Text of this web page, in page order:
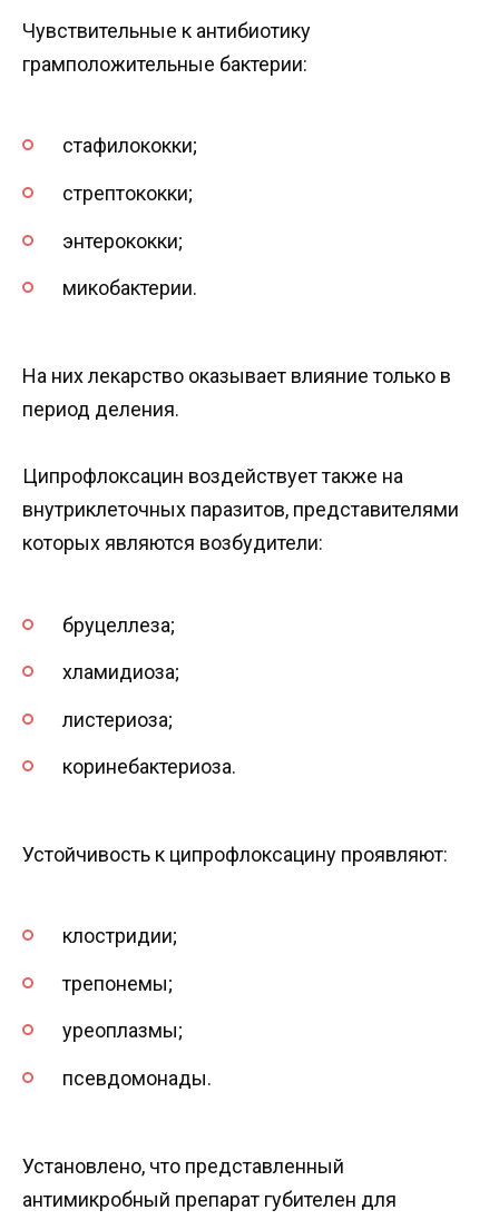
Чувствительные к антибиотику
грамположительные бактерии:
стафилококки;
стрептококки;
энтерококки;
микобактерии.
На них лекарство оказывает влияние только в
период деления.
Ципрофлоксацин воздействует также на
внутриклеточных паразитов, представителями
которых являются возбудители:
бруцеллеза;
хламидиоза;
листериоза;
коринебактериоза.
Устойчивость к ципрофлоксацину проявляют:
клостридии;
трепонемы;
уреоплазмы;
псевдомонады.
Установлено, что представленный
антимикробный препарат губителен для